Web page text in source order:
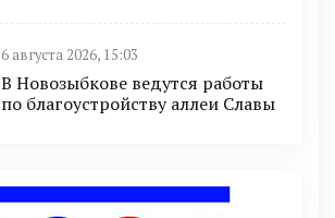
6 августа 2026, 15:03
В Новозыбкове ведутся работы
по благоустройству аллеи Славы